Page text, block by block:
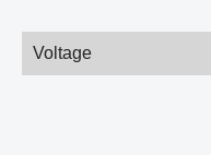
Voltage